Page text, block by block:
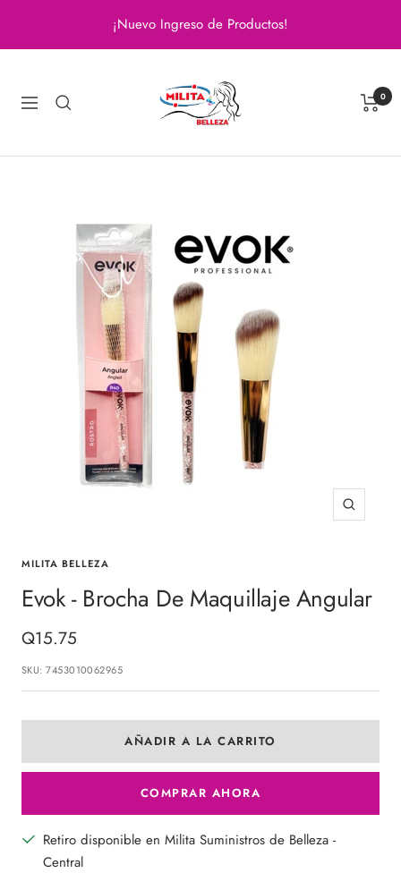
contenido
¡Nuevo Ingreso de Productos!
Navigación
Belleza
0
Zoom
MILITA BELLEZA
Evok - Brocha De Maquillaje Angular
Precio
de
venta
Q15.75
SKU:7453010062965
AÑADIR A LA CARRITO
COMPRAR AHORA
Retiro disponible en Milita Suministros de Belleza -
Central